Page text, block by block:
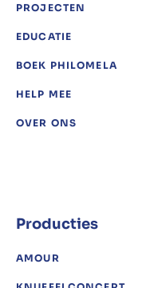
PROJECTEN
EDUCATIE
BOEK PHILOMELA
HELP MEE
OVER ONS
Producties
AMOUR